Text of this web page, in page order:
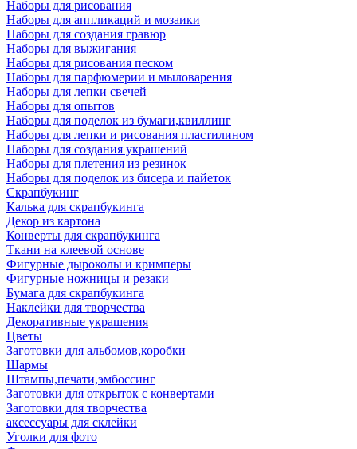
Наборы для рисования
Наборы для аппликаций и мозаики
Наборы для создания гравюр
Наборы для выжигания
Наборы для рисования песком
Наборы для парфюмерии и мыловарения
Наборы для лепки свечей
Наборы для опытов
Наборы для поделок из бумаги,квиллинг
Наборы для лепки и рисования пластилином
Наборы для создания украшений
Наборы для плетения из резинок
Наборы для поделок из бисера и пайеток
Скрапбукинг
Калька для скрапбукинга
Декор из картона
Конверты для скрапбукинга
Ткани на клеевой основе
Фигурные дыроколы и кримперы
Фигурные ножницы и резаки
Бумага для скрапбукинга
Наклейки для творчества
Декоративные украшения
Цветы
Заготовки для альбомов,коробки
Шармы
Штампы,печати,эмбоссинг
Заготовки для открыток с конвертами
Заготовки для творчества
аксессуары для склейки
Уголки для фото